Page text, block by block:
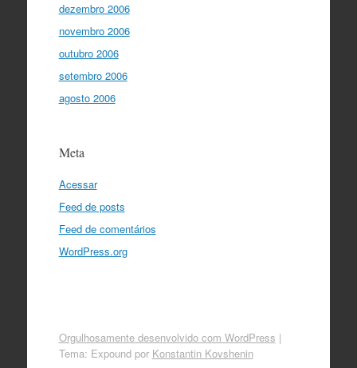
dezembro 2006
novembro 2006
outubro 2006
setembro 2006
agosto 2006
Meta
Acessar
Feed de posts
Feed de comentários
WordPress.org
Orgulhosamente desenvolvido com WordPress |
Tema: Expound por Konstantin Kovshenin